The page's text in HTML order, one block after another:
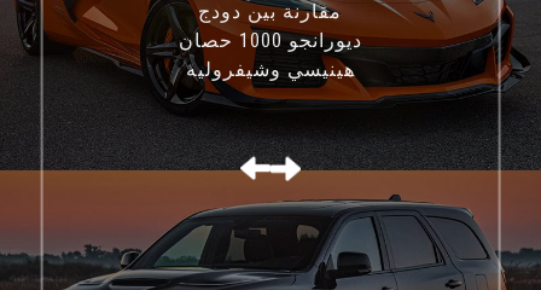
مقارنة بين دودج
ديورانجو 1000 حصان
هينيسي وشيفروليه
كورفيت C8 Z06